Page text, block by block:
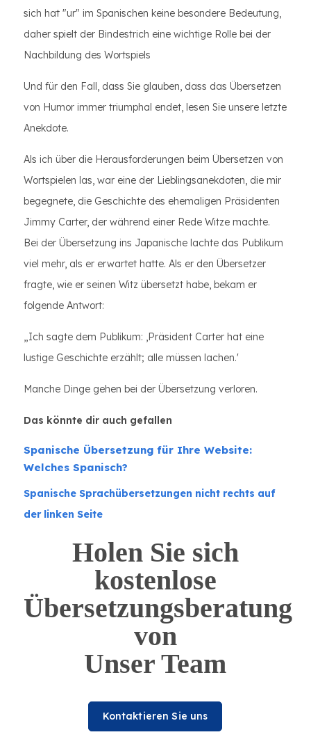
sich hat "ur" im Spanischen keine besondere Bedeutung,
daher spielt der Bindestrich eine wichtige Rolle bei der
Nachbildung des Wortspiels
Und für den Fall, dass Sie glauben, dass das Übersetzen
von Humor immer triumphal endet, lesen Sie unsere letzte
Anekdote.
Als ich über die Herausforderungen beim Übersetzen von
Wortspielen las, war eine der Lieblingsanekdoten, die mir
begegnete, die Geschichte des ehemaligen Präsidenten
Jimmy Carter, der während einer Rede Witze machte.
Bei der Übersetzung ins Japanische lachte das Publikum
viel mehr, als er erwartet hatte. Als er den Übersetzer
fragte, wie er seinen Witz übersetzt habe, bekam er
folgende Antwort:
„Ich sagte dem Publikum: ‚Präsident Carter hat eine
lustige Geschichte erzählt; alle müssen lachen.'
Manche Dinge gehen bei der Übersetzung verloren.
Das könnte dir auch gefallen
Spanische Übersetzung für Ihre Website:
Welches Spanisch?
Spanische Sprachübersetzungen nicht rechts auf
der linken Seite
Holen Sie sich
kostenlose
Übersetzungsberatung
von
Unser Team
Kontaktieren Sie uns